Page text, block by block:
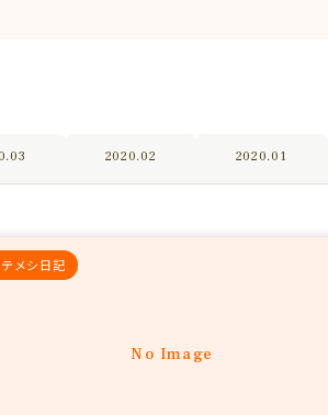
2020.02 2020.01
No Image
メシ日記